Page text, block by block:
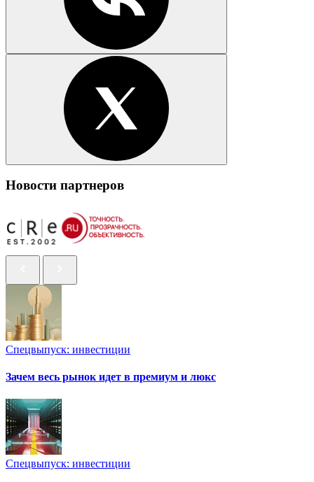
Новости партнеров
Спецвыпуск: инвестиции
Зачем весь рынок идет в премиум и люкс
Спецвыпуск: инвестиции